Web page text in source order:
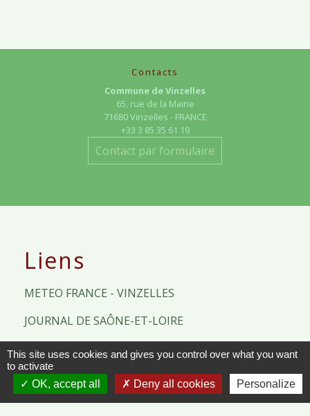
Contacts
Commune de Vinzelles
65, rue de la Mairie
71680 Vinzelles - FRANCE
+33 3 85 35 61 19
Contact par formulaire
Liens
METEO FRANCE - VINZELLES
JOURNAL DE SAÔNE-ET-LOIRE
MÂCON INFOS
Mentions légales - Politique de confidentialité -
Accessibilité - Plan du site - Gestion des cookies
This site uses cookies and gives you control over what you want
to activate
OK, accept all
Deny all cookies Personalize